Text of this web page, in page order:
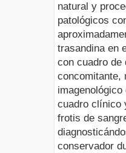
natural y
patológicos
trasandina en
con cuadro de
concomitante,
cuadro clínico
frotis de
conservador